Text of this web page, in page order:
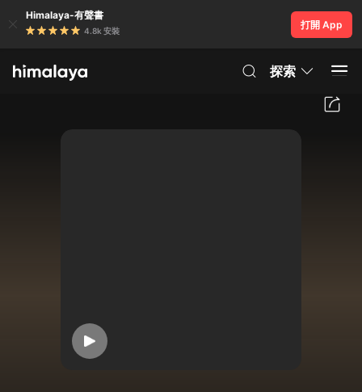
Himalaya-有聲書
4.8k 安裝
打開 App
探索